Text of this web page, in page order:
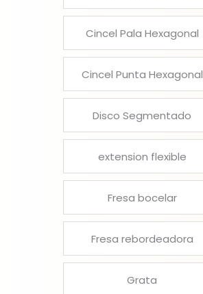
Cincel Pala Hexagonal
Cincel Punta Hexagonal
Disco Segmentado
extension flexible
Fresa bocelar
Fresa rebordeadora
Grata